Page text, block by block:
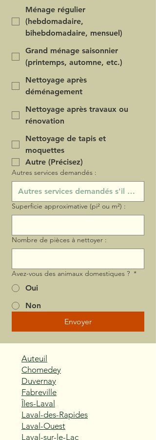
Ménage régulier
(hebdomadaire,
bihebdomadaire, mensuel)
Grand ménage saisonnier
(printemps, automne, etc.)
Nettoyage après
déménagement
Nettoyage après travaux ou
rénovation
Nettoyage de tapis et
moquettes
Autre (Précisez)
Autres services demandés :
Superficie approximative (pi² ou m²) :
Nombre de pièces à nettoyer :
Avez-vous des animaux domestiques ? *
Oui
Non
Envoyer
Auteuil
Chomedey
Duvernay
Fabreville
Îles-Laval
Laval-des-Rapides
Laval-Ouest
Laval-sur-le-Lac